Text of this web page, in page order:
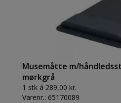
Musemåtte m/
mørkgrå
1 stk á 289,00 kr.
Varenr.: 65170089